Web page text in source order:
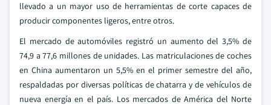
llevado a un mayor uso de herramientas de corte capaces de
producir componentes ligeros, entre otros.
El mercado de automóviles registró un aumento del 3,5% de
74,9 a 77,6 millones de unidades. Las matriculaciones de coches
en China aumentaron un 5,5% en el primer semestre del año,
respaldadas por diversas políticas de chatarra y de vehículos de
nueva energía en el país. Los mercados de América del Norte